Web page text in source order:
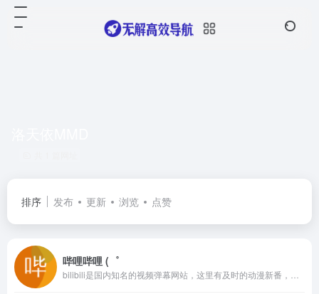
排序 发布 更新 浏览 点赞
哔哩哔哩 (゜